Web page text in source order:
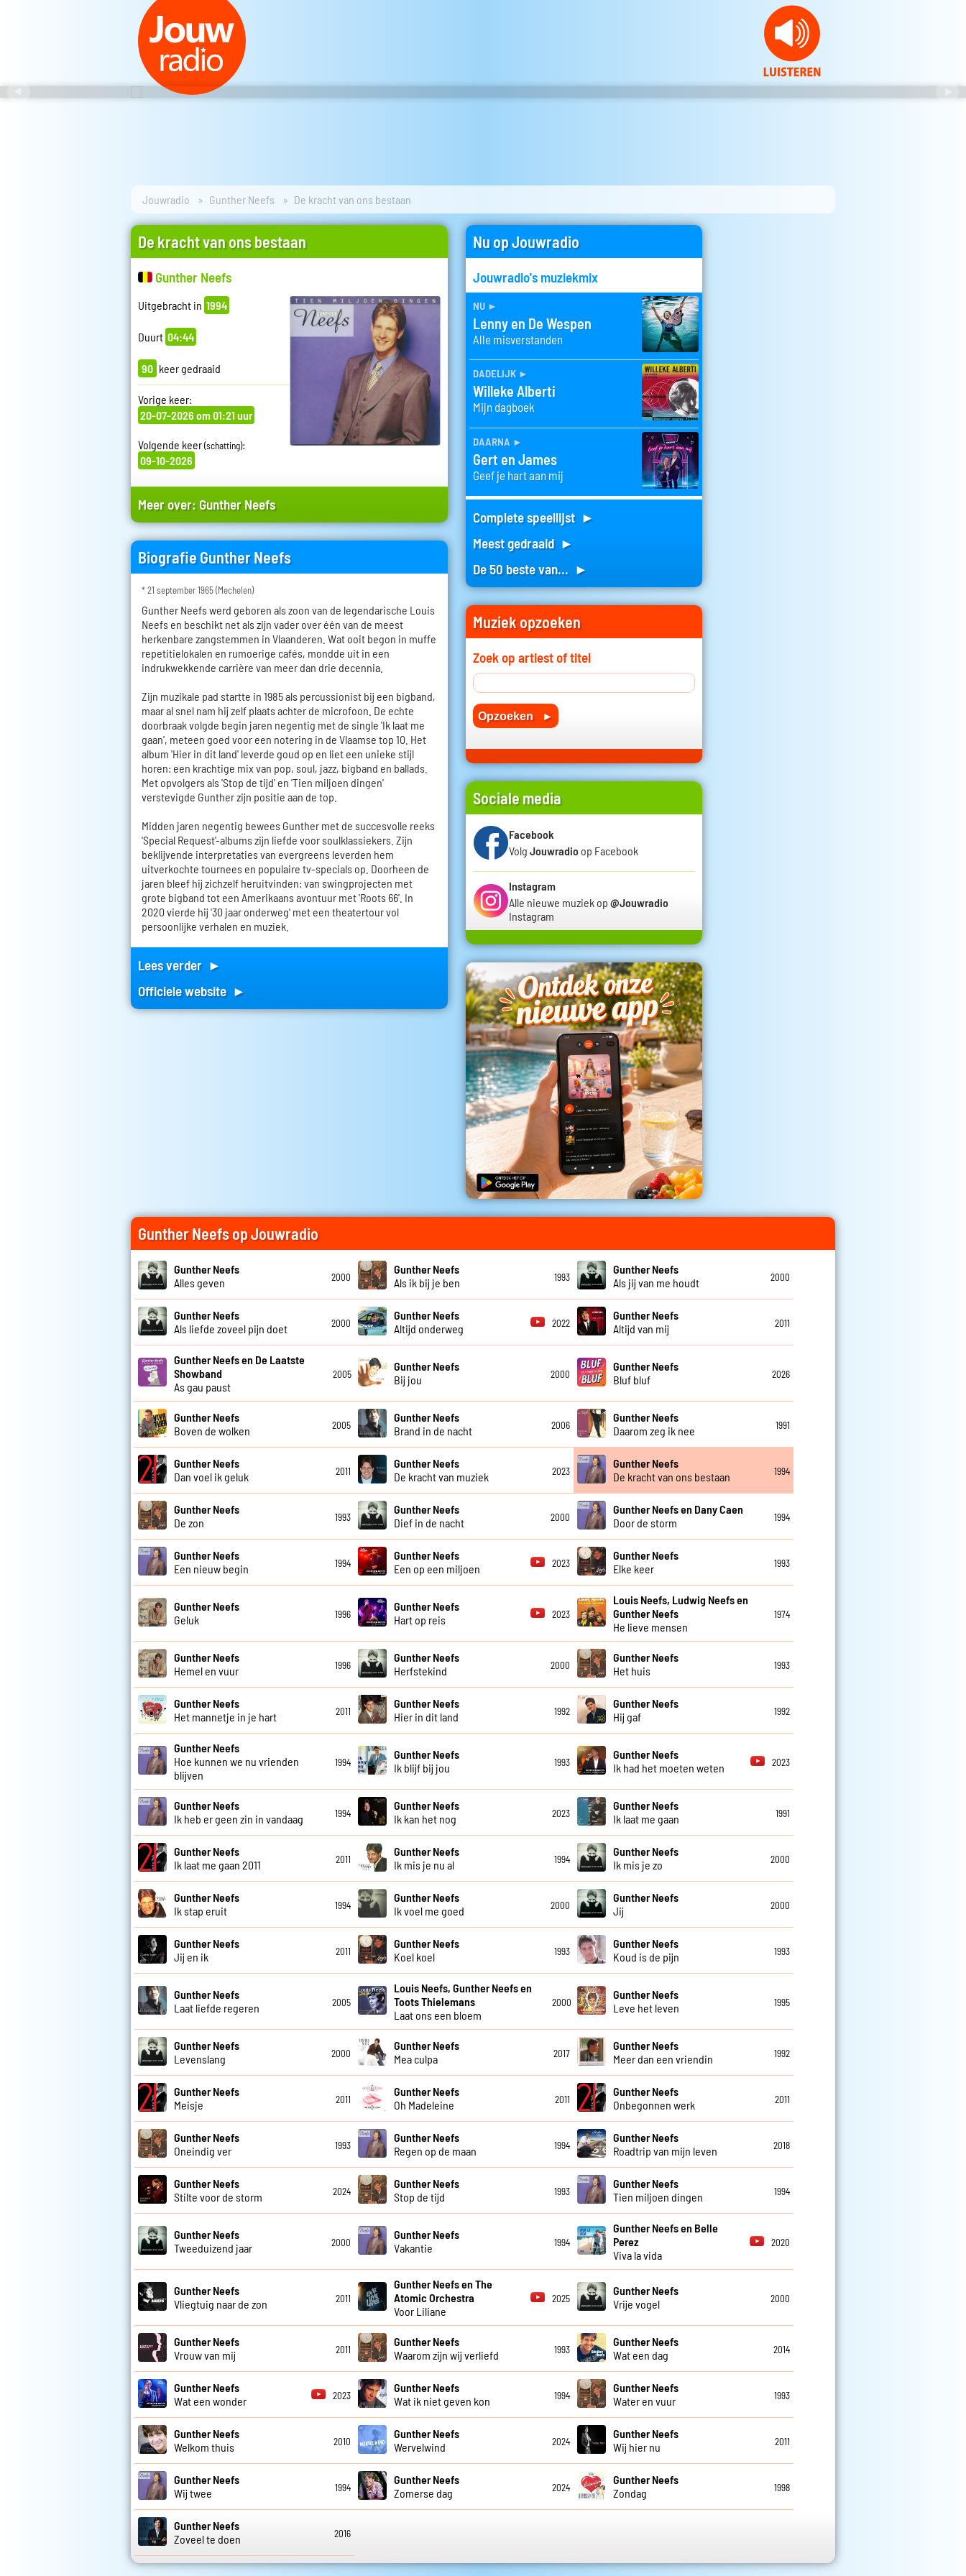
Jouwradio Gunther Neefs De kracht van ons bestaan
De kracht van ons bestaan
Gunther Neefs
Uitgebracht in 1994
Duurt 04:44
90 keer gedraaid
Vorige keer:
20-07-2026 om 01:21 uur
Volgende keer(schatting):
09-10-2026
Meer over: Gunther Neefs
Biografie Gunther Neefs
* 21 september 1965 (Mechelen)
Gunther Neefs werd geboren als zoon van de legendarische Louis
Neefs en beschikt net als zijn vader over één van de meest
herkenbare zangstemmen in Vlaanderen. Wat ooit begon in muffe
repetitielokalen en rumoerige cafés, mondde uit in een
indrukwekkende carrière van meer dan drie decennia.
Zijn muzikale pad startte in 1985 als percussionist bij een bigband,
maar al snel nam hij zelf plaats achter de microfoon. De echte
doorbraak volgde begin jaren negentig met de single 'Ik laat me
gaan', meteen goed voor een notering in de Vlaamse top 10. Het
album 'Hier in dit land' leverde goud op en liet een unieke stijl
horen: een krachtige mix van pop, soul, jazz, bigband en ballads.
Met opvolgers als 'Stop de tijd' en 'Tien miljoen dingen'
verstevigde Gunther zijn positie aan de top.
Midden jaren negentig bewees Gunther met de succesvolle reeks
'Special Request'-albums zijn liefde voor soulklassiekers. Zijn
beklijvende interpretaties van evergreens leverden hem
uitverkochte tournees en populaire tv-specials op. Doorheen de
jaren bleef hij zichzelf heruitvinden: van swingprojecten met
grote bigband tot een Amerikaans avontuur met 'Roots 66'. In
2020 vierde hij '30 jaar onderweg' met een theatertour vol
persoonlijke verhalen en muziek.
Lees verder ►
Officiele website ►
Nu op Jouwradio
Jouwradio's muziekmix
nu ►
Lenny en De Wespen
Alle misverstanden
dadelijk ►
Willeke Alberti
Mijn dagboek
daarna ►
Gert en James
Geef je hart aan mij
Complete speellijst ►
Meest gedraaid ►
De 50 beste van... ►
Muziek opzoeken
Zoek op artiest of titel
Sociale media
Facebook
Volg Jouwradio op Facebook
Instagram
Alle nieuwe muziek op @Jouwradio
Instagram
Gunther Neefs op Jouwradio
Gunther Neefs
Alles geven
2000
Gunther Neefs
Als ik bij je ben
1993
Gunther Neefs
Als jij van me houdt
2000
Gunther Neefs
Als liefde zoveel pijn doet
2000
Gunther Neefs
Altijd onderweg
2022
Gunther Neefs
Altijd van mij
2011
Gunther Neefs en De Laatste
Showband
As gau paust
2005
Gunther Neefs
Bij jou
2000
Gunther Neefs
Bluf bluf
2026
Gunther Neefs
Boven de wolken
2005
Gunther Neefs
Brand in de nacht
2006
Gunther Neefs
Daarom zeg ik nee
1991
Gunther Neefs
Dan voel ik geluk
2011
Gunther Neefs
De kracht van muziek
2023
Gunther Neefs
De kracht van ons bestaan
1994
Gunther Neefs
De zon
1993
Gunther Neefs
Dief in de nacht
2000
Gunther Neefs en Dany Caen
Door de storm
1994
Gunther Neefs
Een nieuw begin
1994
Gunther Neefs
Een op een miljoen
2023
Gunther Neefs
Elke keer
1993
Gunther Neefs
Geluk
1996
Gunther Neefs
Hart op reis
2023
Louis Neefs, Ludwig Neefs en
Gunther Neefs
He lieve mensen
1974
Gunther Neefs
Hemel en vuur
1996
Gunther Neefs
Herfstekind
2000
Gunther Neefs
Het huis
1993
Gunther Neefs
Het mannetje in je hart
2011
Gunther Neefs
Hier in dit land
1992
Gunther Neefs
Hij gaf
1992
Gunther Neefs
Hoe kunnen we nu vrienden
blijven
1994
Gunther Neefs
Ik blijf bij jou
1993
Gunther Neefs
Ik had het moeten weten
2023
Gunther Neefs
Ik heb er geen zin in vandaag
1994
Gunther Neefs
Ik kan het nog
2023
Gunther Neefs
Ik laat me gaan
1991
Gunther Neefs
Ik laat me gaan 2011
2011
Gunther Neefs
Ik mis je nu al
1994
Gunther Neefs
Ik mis je zo
2000
Gunther Neefs
Ik stap eruit
1994
Gunther Neefs
Ik voel me goed
2000
Gunther Neefs
Jij
2000
Gunther Neefs
Jij en ik
2011
Gunther Neefs
Koel koel
1993
Gunther Neefs
Koud is de pijn
1993
Gunther Neefs
Laat liefde regeren
2005
Louis Neefs, Gunther Neefs en
Toots Thielemans
Laat ons een bloem
2000
Gunther Neefs
Leve het leven
1995
Gunther Neefs
Levenslang
2000
Gunther Neefs
Mea culpa
2017
Gunther Neefs
Meer dan een vriendin
1992
Gunther Neefs
Meisje
2011
Gunther Neefs
Oh Madeleine
2011
Gunther Neefs
Onbegonnen werk
2011
Gunther Neefs
Oneindig ver
1993
Gunther Neefs
Regen op de maan
1994
Gunther Neefs
Roadtrip van mijn leven
2018
Gunther Neefs
Stilte voor de storm
2024
Gunther Neefs
Stop de tijd
1993
Gunther Neefs
Tien miljoen dingen
1994
Gunther Neefs
Tweeduizend jaar
2000
Gunther Neefs
Vakantie
1994
Gunther Neefs en Belle
Perez
Viva la vida
2020
Gunther Neefs
Vliegtuig naar de zon
2011
Gunther Neefs en The
Atomic Orchestra
Voor Liliane
2025
Gunther Neefs
Vrije vogel
2000
Gunther Neefs
Vrouw van mij
2011
Gunther Neefs
Waarom zijn wij verliefd
1993
Gunther Neefs
Wat een dag
2014
Gunther Neefs
Wat een wonder
2023
Gunther Neefs
Wat ik niet geven kon
1994
Gunther Neefs
Water en vuur
1993
Gunther Neefs
Welkom thuis
2010
Gunther Neefs
Wervelwind
2024
Gunther Neefs
Wij hier nu
2011
Gunther Neefs
Wij twee
1994
Gunther Neefs
Zomerse dag
2024
Gunther Neefs
Zondag
1998
Gunther Neefs
Zoveel te doen
2016